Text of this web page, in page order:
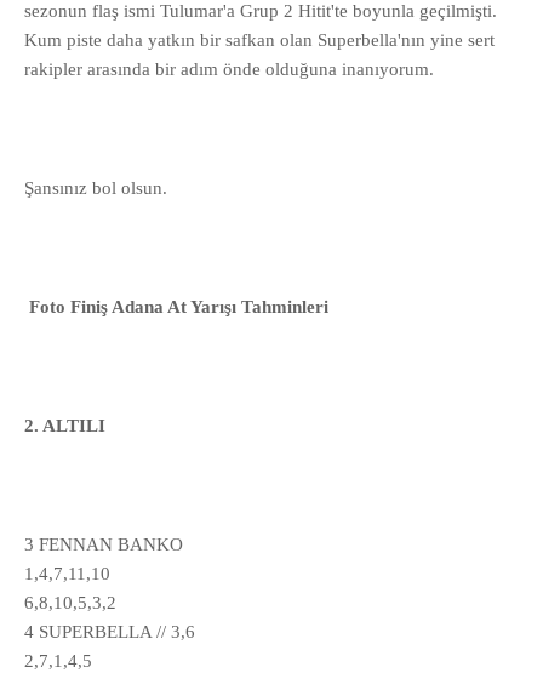
sezonun flaş ismi Tulumar'a Grup 2 Hitit'te boyunla geçilmişti.
Kum piste daha yatkın bir safkan olan Superbella'nın yine sert
rakipler arasında bir adım önde olduğuna inanıyorum.
Şansınız bol olsun.
Foto Finiş Adana At Yarışı Tahminleri
2. ALTILI
3 FENNAN BANKO
1,4,7,11,10
6,8,10,5,3,2
4 SUPERBELLA // 3,6
2,7,1,4,5